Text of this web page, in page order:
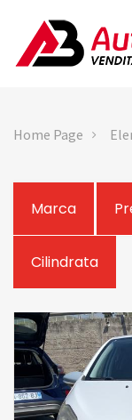
Home Page
Marca
Cilindrata